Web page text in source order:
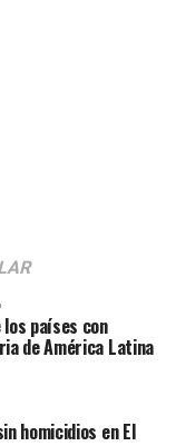
80 efectivos ya
envío de grupos
Marítimo de
vigilancia y
irregular.
los países con
de América Latina
homicidios en El